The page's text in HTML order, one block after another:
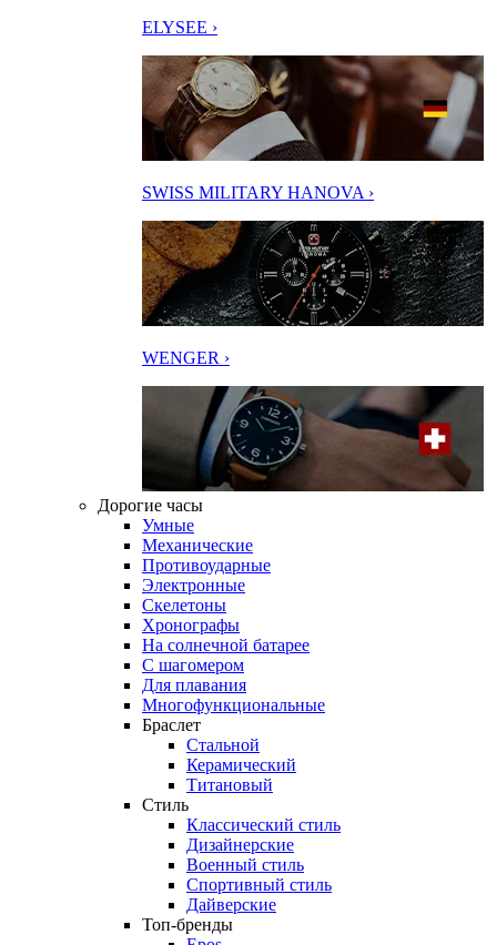
ELYSEE ›
SWISS MILITARY HANOVA ›
WENGER ›
Дорогие часы
Умные
Механические
Противоударные
Электронные
Скелетоны
Хронографы
На солнечной батарее
С шагомером
Для плавания
Многофункциональные
Браслет
Стальной
Керамический
Титановый
Стиль
Классический стиль
Дизайнерские
Военный стиль
Спортивный стиль
Дайверские
Топ-бренды